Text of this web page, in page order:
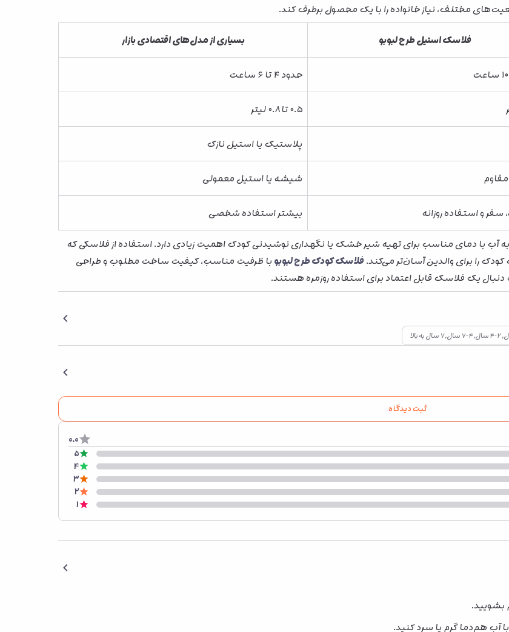
مختلف، نیاز خانواده را با یک محصول برطرف کند.
فلاسک استیل طرح لبوبو بسیاری از مدل‌های اقتصادی بازار
حدود ۴ تا ۶ ساعت
۰.۵ تا ۰.۸ لیتر
پلاستیک یا استیل نازک
شیشه یا استیل معمولی
سفر و استفاده روزانه بیشتر استفاده شخصی
آب با دمای مناسب برای تهیه شیر خشک یا نگهداری نوشیدنی کودک اهمیت زیادی دارد. استفاده از فلاسکی که
را برای والدین آسان‌تر می‌کند.فلاسک کودک طرح لبوبو با ظرفیت مناسب، کیفیت ساخت مطلوب و طراحی
دنبال یک فلاسک قابل اعتماد برای استفاده روزمره هستند.
ثبت دیدگاه
0.0
5
4
3
2
1
بشویید.
آب هم‌دما گرم یا سرد کنید.